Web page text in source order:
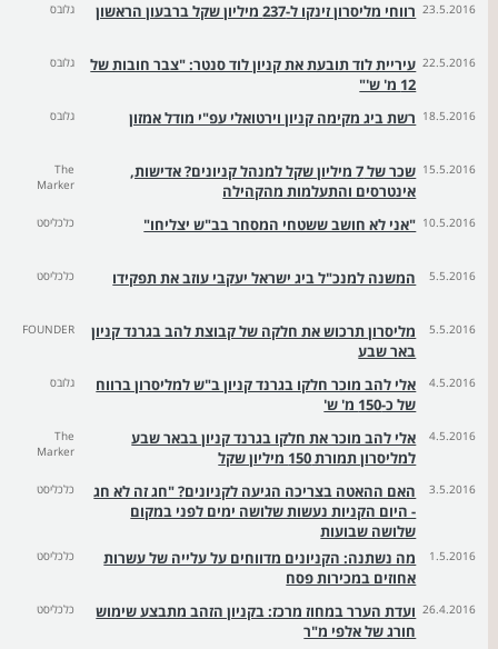
23.5.2016 רווחי מליסרון זינקו ל-237 מיליון שקל ברבעון הראשון גלובס
22.5.2016 עיריית לוד תובעת את קניון לוד סנטר: "צבר חובות של
12 מ' ש'"
גלובס
18.5.2016 רשת ביג מקימה קניון וירטואלי עפ"י מודל אמזון גלובס
15.5.2016
שכר של 7 מיליון שקל למנהל קניונים? אדישות,
אינטרסים והתעלמות מהקהילה
The
Marker
10.5.2016 "אני לא חושב ששטחי המסחר בב"ש יצליחו" כלכליסט
5.5.2016 המשנה למנכ"ל ביג ישראל יעקבי עוזב את תפקידו כלכליסט
5.5.2016
מליסרון תרכוש את חלקה של קבוצת להב בגרנד קניון
באר שבע
FOUNDER
4.5.2016
אלי להב מוכר חלקו בגרנד קניון ב"ש למליסרון ברווח
של כ-150 מ' ש'
גלובס
4.5.2016
אלי להב מוכר את חלקו בגרנד קניון בבאר שבע
למליסרון תמורת 150 מיליון שקל
The
Marker
3.5.2016
האם ההאטה בצריכה הגיעה לקניונים? "חג זה לא חג
- היום הקניות נעשות שלושה ימים לפני במקום
שלושה שבועות
כלכליסט
1.5.2016
מה נשתנה: הקניונים מדווחים על עלייה של עשרות
אחוזים במכירות פסח
כלכליסט
26.4.2016 ועדת הערר במחוז מרכז: בקניון הזהב מתבצע שימוש
חורג של אלפי מ"ר
כלכליסט